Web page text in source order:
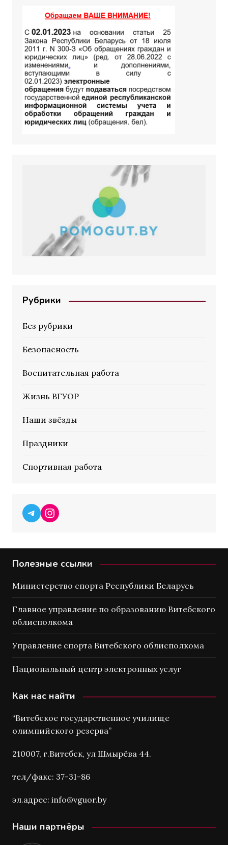
Рубрики
Без рубрики
Безопасность
Воспитательная работа
Жизнь ВГУОР
Наши звёзды
Праздники
Спортивная работа
Telegram
Instagram
Полезные ссылки
Министерство спорта Республики Беларусь
Главное управление по образованию Витебского
облисполкома
Управление спорта Витебского облисполкома
Национальный центр электронных услуг
Как нас найти
“Витебское государственное училище
олимпийского резерва”
210007, г.Витебск, ул Шмырёва 44.
тел/факс: 37-31-86
эл.адрес: info@vguor.by
Наши партнёры